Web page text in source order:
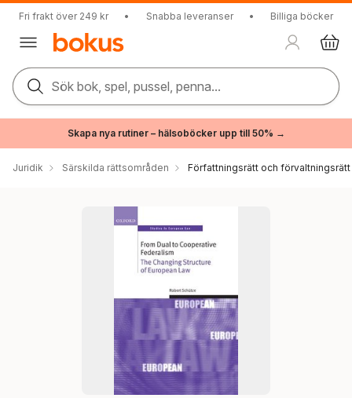
Fri frakt över 249 kr • Snabba leveranser • Billiga böcker
Sök bok, spel, pussel, penna...
Skapa nya rutiner – hälsoböcker upp till 50% →
Juridik Särskilda rättsområden Författningsrätt och förvaltningsrätt